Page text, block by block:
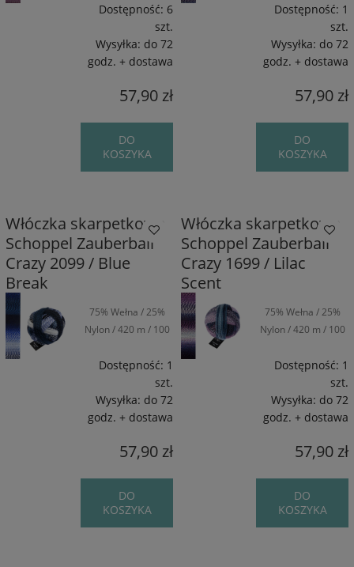
Dostępność: 6
szt.
Wysyłka: do 72
godz. + dostawa
57,90 zł
DO
KOSZYKA
Dostępność: 1
szt.
Wysyłka: do 72
godz. + dostawa
57,90 zł
DO
KOSZYKA
Włóczka skarpetkowa
Schoppel Zauberball
Crazy 2099 / Blue
Break
75% Wełna / 25%
Nylon / 420 m / 100
Dostępność: 1
szt.
Wysyłka: do 72
godz. + dostawa
57,90 zł
DO
KOSZYKA
Włóczka skarpetkowa
Schoppel Zauberball
Crazy 1699 / Lilac
Scent
75% Wełna / 25%
Nylon / 420 m / 100
Dostępność: 1
szt.
Wysyłka: do 72
godz. + dostawa
57,90 zł
DO
KOSZYKA